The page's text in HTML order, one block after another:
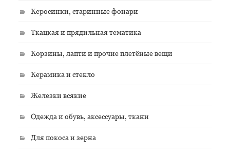
Керосинки, старинные фонари
Ткацкая и прядильная тематика
Корзины, лапти и прочие плетёные вещи
Керамика и стекло
Железки всякие
Одежда и обувь, аксессуары, ткани
Для покоса и зерна